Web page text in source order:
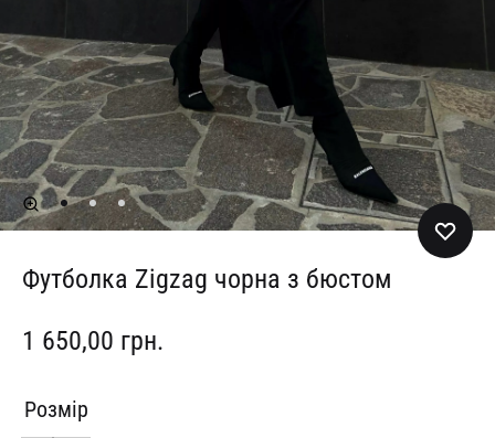
Футболка Zigzag чорна з бюстом
1 650,00 грн.
Розмір